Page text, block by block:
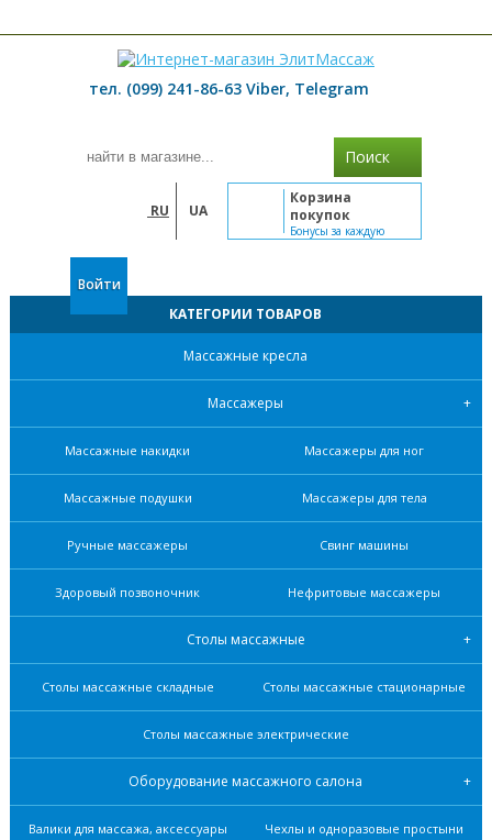
тел. (099) 241-86-63 Viber, Telegram
Поиск
RU UA
Корзина
покупок
Бонусы за каждую
покупку
Войти
КАТЕГОРИИ ТОВАРОВ
Массажные кресла
Массажеры
Массажные накидки Массажеры для ног
Массажные подушки Массажеры для тела
Ручные массажеры Свинг машины
Здоровый позвоночник Нефритовые масcажеры
Столы массажные
Столы массажные складные Столы массажные стационарные
Столы массажные электрические
Оборудование массажного салона
Валики для массажа, аксессуары Чехлы и одноразовые простыни